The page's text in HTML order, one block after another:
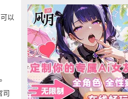
以
司